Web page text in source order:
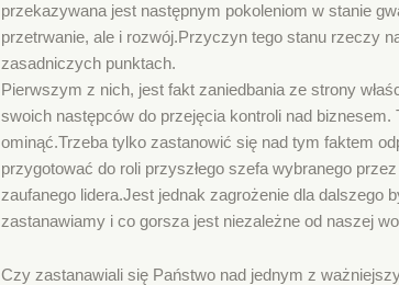
przekazywana jest następnym pokoleniom w stanie
przetrwanie, ale i rozwój.Przyczyn tego stanu rzeczy
zasadniczych punktach.
Pierwszym z nich, jest fakt zaniedbania ze strony
swoich następców do przejęcia kontroli nad biznesem.
ominąć.Trzeba tylko zastanowić się nad tym faktem
przygotować do roli przyszłego szefa wybranego
zaufanego lidera.Jest jednak zagrożenie dla dalszego
zastanawiamy i co gorsza jest niezależne od naszej
Czy zastanawiali się Państwo nad jednym z